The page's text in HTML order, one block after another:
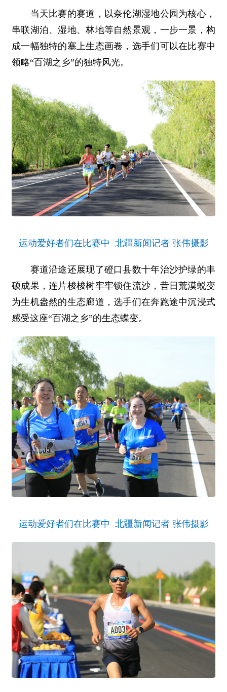
当天比赛的赛道，以奈伦湖湿地公园为核心，
串联湖泊、湿地、林地等自然景观，一步一景，构
成一幅独特的塞上生态画卷，选手们可以在比赛中
领略“百湖之乡”的独特风光。
运动爱好者们在比赛中 北疆新闻记者 张伟摄影
赛道沿途还展现了磴口县数十年治沙护绿的丰
硕成果，连片梭梭树牢牢锁住流沙，昔日荒漠蜕变
为生机盎然的生态廊道，选手们在奔跑途中沉浸式
感受这座“百湖之乡”的生态蝶变。
运动爱好者们在比赛中 北疆新闻记者 张伟摄影